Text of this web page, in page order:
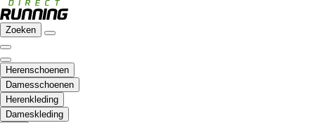
Zoeken
Herenschoenen
Damesschoenen
Herenkleding
Dameskleding